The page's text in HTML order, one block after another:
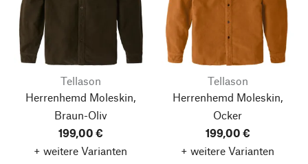
Tellason
Herrenhemd Moleskin,
Braun-Oliv
199,00 €
+ weitere Varianten
Tellason
Herrenhemd Moleskin,
Ocker
199,00 €
+ weitere Varianten